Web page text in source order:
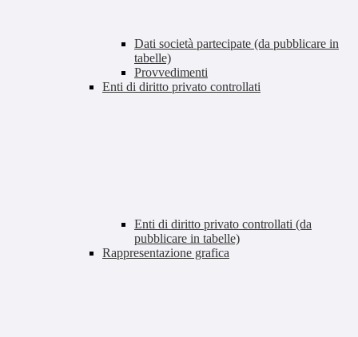
Dati società partecipate (da pubblicare in
tabelle)
Provvedimenti
Enti di diritto privato controllati
Enti di diritto privato controllati (da
pubblicare in tabelle)
Rappresentazione grafica